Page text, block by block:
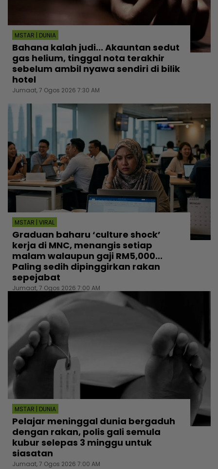
MSTAR | DUNIA
Bahana kalah judi... Akauntan sedut
gas helium, tinggal nota terakhir
sebelum ambil nyawa sendiri di bilik
hotel
Jumaat, 7 Ogos 2026 7:30 AM
MSTAR | VIRAL
Graduan baharu ‘culture shock’
kerja di MNC, menangis setiap
malam walaupun gaji RM5,000...
Paling sedih dipinggirkan rakan
sepejabat
Jumaat, 7 Ogos 2026 7:00 AM
MSTAR | DUNIA
Pelajar meninggal dunia bergaduh
dengan rakan, polis gali semula
kubur selepas 3 minggu untuk
siasatan
Jumaat, 7 Ogos 2026 7:00 AM